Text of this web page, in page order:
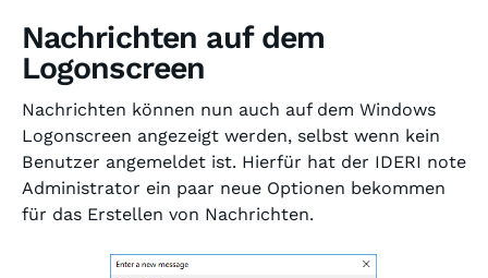
Nachrichten auf dem
Logonscreen
Nachrichten können nun auch auf dem Windows
Logonscreen angezeigt werden, selbst wenn kein
Benutzer angemeldet ist. Hierfür hat der IDERI note
Administrator ein paar neue Optionen bekommen
für das Erstellen von Nachrichten.